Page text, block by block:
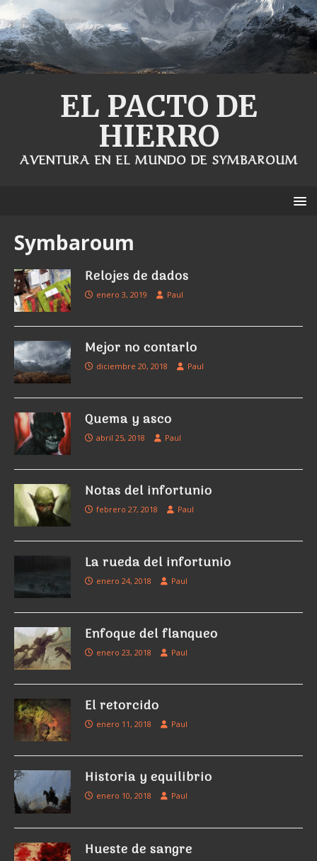
EL PACTO DE
HIERRO
AVENTURA EN EL MUNDO DE SYMBAROUM
Symbaroum
Relojes de dados
enero 3, 2019 Paul
Mejor no contarlo
diciembre 20, 2018 Paul
Quema y asco
abril 25, 2018 Paul
Notas del infortunio
febrero 27, 2018 Paul
La rueda del infortunio
enero 24, 2018 Paul
Enfoque del flanqueo
enero 23, 2018 Paul
El retorcido
enero 11, 2018 Paul
Historia y equilibrio
enero 10, 2018 Paul
Hueste de sangre